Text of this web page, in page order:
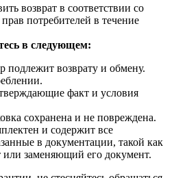
возврат в соответствии со
потребителей в течение
в следующем:
подлежит возврату и обмену.
факт и условия
сохранена и не повреждена.
и содержит все
в документации, такой как
или заменяющий его документ.